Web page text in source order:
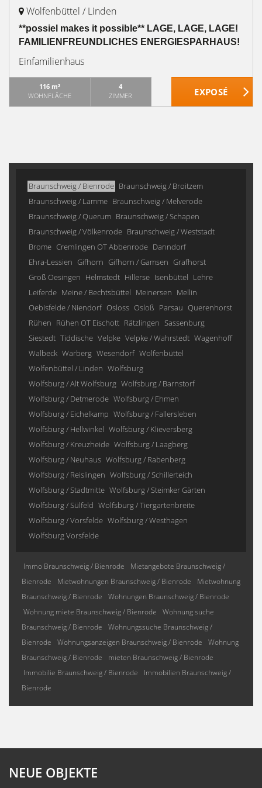
Wolfenbüttel / Linden
**possiel makes it possible** LAGE, LAGE, LAGE!
FAMILIENFREUNDLICHES ENERGIESPARHAUS!
Einfamilienhaus
116 m²
WOHNFLÄCHE
4
ZIMMER
Braunschweig / Bienrode Braunschweig / Broitzem
Braunschweig / Lamme Braunschweig / Melverode
Braunschweig / Querum Braunschweig / Schapen
Braunschweig / Völkenrode Braunschweig / Weststadt
Brome Cremlingen OT Abbenrode Danndorf
Ehra-Lessien Gifhorn Gifhorn / Gamsen Grafhorst
Groß Oesingen Helmstedt Hillerse Isenbüttel Lehre
Leiferde Meine / Bechtsbüttel Meinersen Mellin
Oebisfelde / Niendorf Osloss Osloß Parsau Querenhorst
Rühen Rühen OT Eischott Rätzlingen Sassenburg
Siestedt Tiddische Velpke Velpke / Wahrstedt Wagenhoff
Walbeck Warberg Wesendorf Wolfenbüttel
Wolfenbüttel / Linden Wolfsburg
Wolfsburg / Alt Wolfsburg Wolfsburg / Barnstorf
Wolfsburg / Detmerode Wolfsburg / Ehmen
Wolfsburg / Eichelkamp Wolfsburg / Fallersleben
Wolfsburg / Hellwinkel Wolfsburg / Klieversberg
Wolfsburg / Kreuzheide Wolfsburg / Laagberg
Wolfsburg / Neuhaus Wolfsburg / Rabenberg
Wolfsburg / Reislingen Wolfsburg / Schillerteich
Wolfsburg / Stadtmitte Wolfsburg / Steimker Gärten
Wolfsburg / Sülfeld Wolfsburg / Tiergartenbreite
Wolfsburg / Vorsfelde Wolfsburg / Westhagen
Wolfsburg Vorsfelde
Immo Braunschweig / Bienrode
Mietangebote Braunschweig /
Bienrode
Mietwohnungen Braunschweig / Bienrode
Mietwohnung
Braunschweig / Bienrode
Wohnungen Braunschweig / Bienrode
Wohnung miete Braunschweig / Bienrode
Wohnung suche
Braunschweig / Bienrode
Wohnungssuche Braunschweig /
Bienrode
Wohnungsanzeigen Braunschweig / Bienrode
Wohnung
Braunschweig / Bienrode
mieten Braunschweig / Bienrode
Immobilie Braunschweig / Bienrode
Immobilien Braunschweig /
Bienrode
NEUE OBJEKTE